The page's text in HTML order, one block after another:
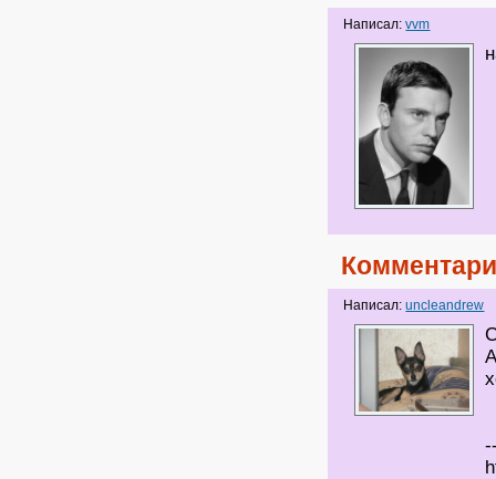
Написал:vvm
Написал:uncleandrew